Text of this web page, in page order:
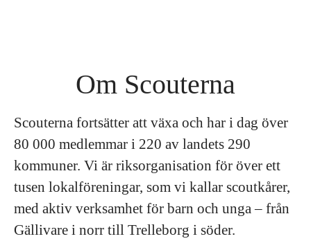
Om Scouterna
Scouterna fortsätter att växa och har i dag över
80 000 medlemmar i 220 av landets 290
kommuner. Vi är riksorganisation för över ett
tusen lokalföreningar, som vi kallar scoutkårer,
med aktiv verksamhet för barn och unga – från
Gällivare i norr till Trelleborg i söder.